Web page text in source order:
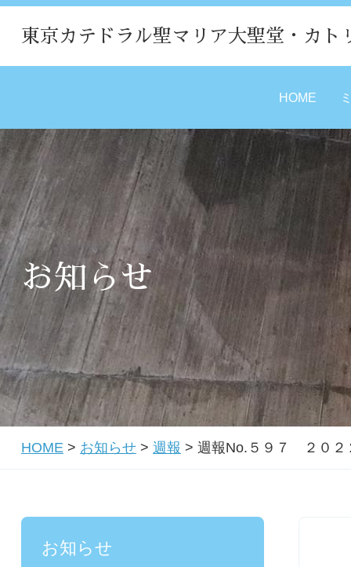
東京カテドラル聖マリア大聖堂・カト
HOME
お知らせ
HOME > お知らせ > 週報 > 週報No.５９７ ２０２
お知らせ